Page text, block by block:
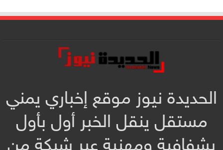
الحديدة نيوز موقع إخباري يمني
مستقل ينقل الخبر أول بأول
بشفافية ومهنية عبر شبكة من